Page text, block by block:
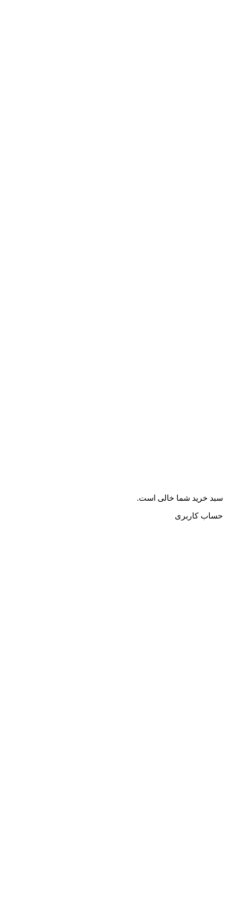
سبد خرید شما خالی است.
حساب کاربری